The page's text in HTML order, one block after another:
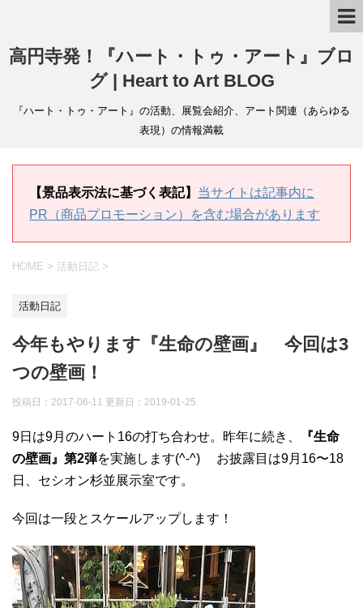
高円寺発！『ハート・トゥ・アート』ブロ
グ | Heart to Art BLOG
『ハート・トゥ・アート』の活動、展覧会紹介、アート関連（あらゆる
表現）の情報満載
【景品表示法に基づく表記】 当サイトは記事内に
PR（商品プロモーション）を含む場合があります
HOME > 活動日記 >
活動日記
今年もやります『生命の壁画』 今回は3
つの壁画！
投稿日：2017-06-11 更新日： 2019-01-25
9日は9月のハート16の打ち合わせ。昨年に続き、
『生命
の壁画』第2弾を実施します(^-^) お披露目は9月16〜18
日、セシオン杉並展示室です。
今回は一段とスケールアップします！